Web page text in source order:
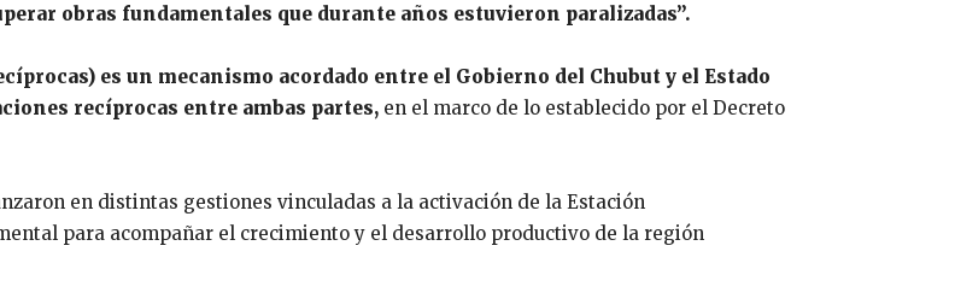
obras fundamentales que durante años estuvieron paralizadas”.
es un mecanismo acordado entre el Gobierno del Chubut y el Estado
recíprocas entre ambas partes, en el marco de lo establecido por el Decreto
en distintas gestiones vinculadas a la activación de la Estación
para acompañar el crecimiento y el desarrollo productivo de la región